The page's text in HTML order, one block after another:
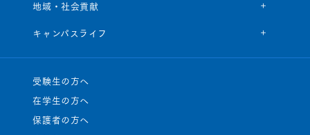
地域・社会貢献
キャンパスライフ
受験生の方へ
在学生の方へ
保護者の方へ